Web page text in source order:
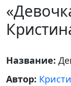
Название:
Автор: